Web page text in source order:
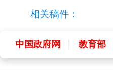
相关稿件：
中国政府网 教育部